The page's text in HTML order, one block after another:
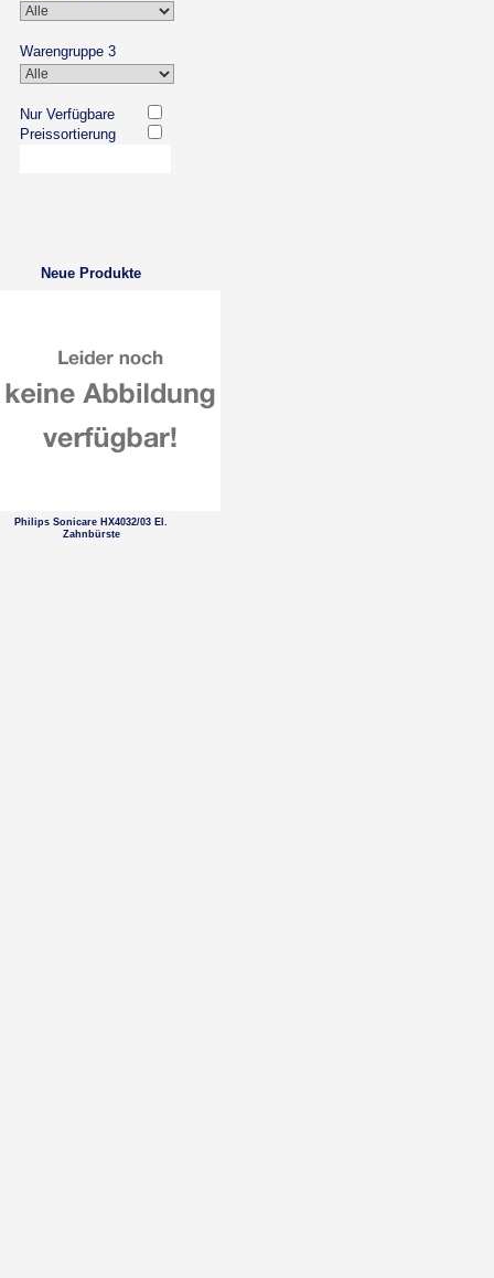
Warengruppe 3
Nur Verfügbare
Preissortierung
Neue Produkte
Philips Sonicare HX4032/03 El.
Zahnbürste